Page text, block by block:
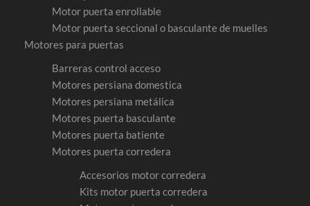
Motor puerta enrollable
Motor puerta seccional o basculante de muelles
Motores para puertas
Barreras control acceso
Motores persiana domestica
Motores persiana metálica
Motores puerta basculante
Motores puerta batiente
Motores puerta corredera
Accesorios motor corredera
Kits motor puerta corredera